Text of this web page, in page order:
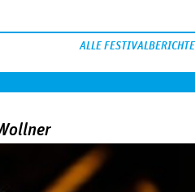
ALLE FESTIVALBERICHTE